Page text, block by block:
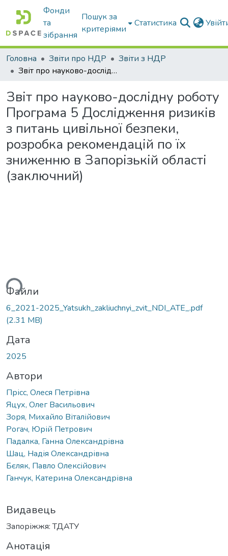
Фонди
та
зібрання
Пошук за
критеріями
Статистика
Головна Звіти про НДР
Звіти з НДР
Звіт про науково-дослідну роботу Програма 5 Дослідження ризиків з питань цивільної безпеки, розробка рекомендацій по їх зниженню в Запорізькій області (заключний)
Звіт про науково-дослідну роботу
Програма 5 Дослідження ризиків
з питань цивільної безпеки,
розробка рекомендацій по їх
зниженню в Запорізькій області
(заключний)
Файли
6_2021-2025_Yatsukh_zakliuchnyi_zvit_NDI_ATE_.pdf
(2.31 MB)
Дата
2025
Автори
Прісс, Олеся Петрівна
Яцух, Олег Васильович
Зоря, Михайло Віталійович
Рогач, Юрій Петрович
Падалка, Ганна Олександрівна
Шац, Надія Олександрівна
Бєляк, Павло Олексійович
Ганчук, Катерина Олександрівна
Видавець
Запоріжжя: ТДАТУ
Анотація